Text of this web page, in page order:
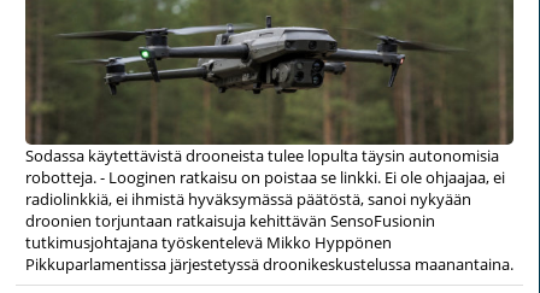
Sodassa käytettävistä drooneista tulee lopulta täysin autonomisia
robotteja. - Looginen ratkaisu on poistaa se linkki. Ei ole ohjaajaa, ei
radiolinkkiä, ei ihmistä hyväksymässä päätöstä, sanoi nykyään
droonien torjuntaan ratkaisuja kehittävän SensoFusionin
tutkimusjohtajana työskentelevä Mikko Hyppönen
Pikkuparlamentissa järjestetyssä droonikeskustelussa maanantaina.